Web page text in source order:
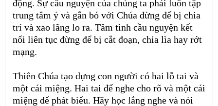
động. Sự cầu nguyện của chúng ta phải luôn tập
trung tâm ý và gắn bó với Chúa đừng để bị chia
trí và xao lãng lo ra. Tâm tình cầu nguyện kết
nối liên tục đừng để bị cắt đoạn, chia lìa hay rớt
mạng.
Thiên Chúa tạo dựng con người có hai lỗ tai và
một cái miệng. Hai tai để nghe cho rõ và một cái
miệng để phát biểu. Hãy học lắng nghe và nói